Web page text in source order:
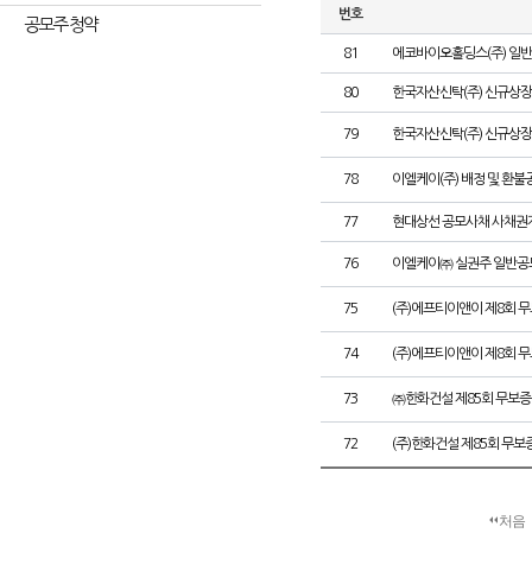
공모주 청약
번호
81 에코바이오홀딩스(주) 일
80 한국자산신탁(주) 신규상
79 한국자산신탁(주) 신규상
78 이엘케이(주) 배정 및 환불
77 현대상선 공모사채 사채권
76 이엘케이㈜ 실권주 일반공
75 (주)에프티이앤이 제8회
74 (주)에프티이앤이 제8회
73 ㈜한화건설 제85회 무보
72 (주)한화건설 제85회 무보
처음